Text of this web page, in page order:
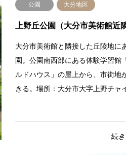
公園 大分地区
上野丘公園（大分市美術館近
大分市美術館と隣接した丘陵地に
園。公園南西部にある体験学習館
ルドハウス」の屋上から、市街地
きる。場所：大分市大字上野チャ
続